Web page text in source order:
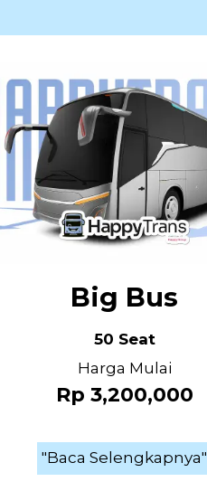
Big Bus
50 Seat
Harga Mulai
Rp 3,200,000
"Baca Selengkapnya"